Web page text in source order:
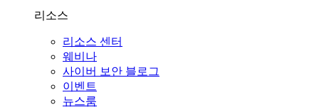
리소스
리소스 센터
웨비나
사이버 보안 블로그
이벤트
뉴스룸